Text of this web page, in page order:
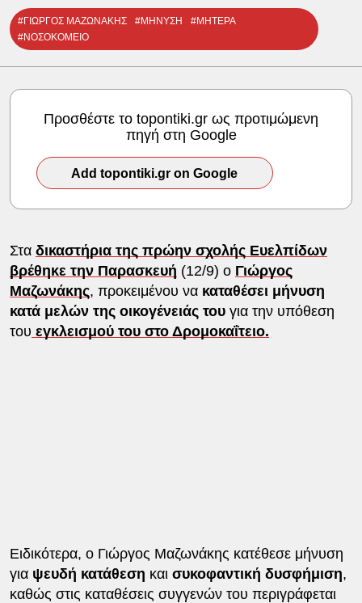
#ΓΙΩΡΓΟΣ ΜΑΖΩΝΑΚΗΣ #ΜΗΝΥΣΗ
#ΜΗΤΕΡΑ
#ΝΟΣΟΚΟΜΕΙΟ
Προσθέστε το topontiki.gr ως προτιμώμενη
πηγή στη Google
Add topontiki.gr on Google
Στα δικαστήρια της πρώην σχολής Ευελπίδων
βρέθηκε την Παρασκευή (12/9) ο Γιώργος
Μαζωνάκης, προκειμένου νακαταθέσει μήνυση
κατά μελών της οικογένειάς τουγια την υπόθεση
του εγκλεισμού του στο Δρομοκαΐτειο.
Ειδικότερα, ο Γιώργος Μαζωνάκης κατέθεσε μήνυση
για ψευδή κατάθεση και συκοφαντική δυσφήμιση,
καθώς στις καταθέσεις συγγενών του περιγράφεται